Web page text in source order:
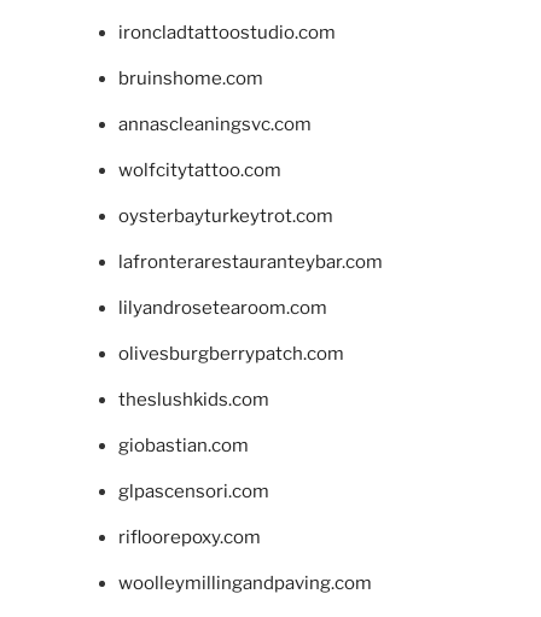
ironcladtattoostudio.com
bruinshome.com
annascleaningsvc.com
wolfcitytattoo.com
oysterbayturkeytrot.com
lafronterarestauranteybar.com
lilyandrosetearoom.com
olivesburgberrypatch.com
theslushkids.com
giobastian.com
glpascensori.com
rifloorepoxy.com
woolleymillingandpaving.com